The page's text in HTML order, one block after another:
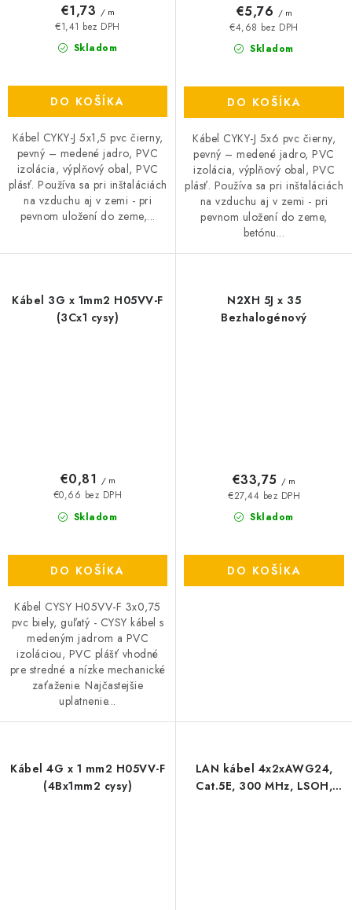
Skladom
€1,41 bez DPH
€1,73 / m
DO KOŠÍKA
Kábel CYKY-J 5x1,5 pvc čierny,
pevný – medené jadro, PVC
izolácia, výplňový obal, PVC
plásť. Používa sa pri inštaláciách
na vzduchu aj v zemi - pri
pevnom uložení do zeme,...
Skladom
€4,68 bez DPH
€5,76 / m
DO KOŠÍKA
Kábel CYKY-J 5x6 pvc čierny,
pevný – medené jadro, PVC
izolácia, výplňový obal, PVC
plásť. Používa sa pri inštaláciách
na vzduchu aj v zemi - pri
pevnom uložení do zeme,
betónu...
Kábel 3G x 1mm2 H05VV-F
(3Cx1 cysy)
Skladom
€0,66 bez DPH
€0,81 / m
DO KOŠÍKA
Kábel CYSY H05VV-F 3x0,75
pvc biely, guľatý - CYSY kábel s
medeným jadrom a PVC
izoláciou, PVC plášť vhodné
pre stredné a nízke mechanické
zaťaženie. Najčastejšie
uplatnenie...
N2XH 5J x 35
Bezhalogénový
Skladom
€27,44 bez DPH
€33,75 / m
DO KOŠÍKA
Kábel 4G x 1 mm2 H05VV-F
(4Bx1mm2 cysy)
LAN kábel 4x2xAWG24,
Cat.5E, 300 MHz, LSOH,